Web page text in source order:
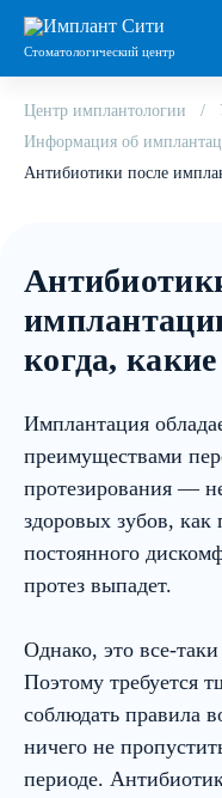
Стоматологический центр
Центр имплантологии
Информация об
Антибиотики после
когда, какие
Имплантация
преимуществами
протезирования —
здоровых зубов, как
постоянного
протез выпадет.
Однако, это все-
Поэтому требуется
соблюдать правила
ничего не
периоде.